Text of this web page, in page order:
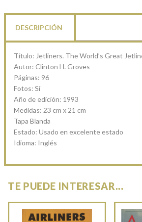
DESCRIPCIÓN
Título: Jetliners. The World’s Great
Autor: Clinton H. Groves
Páginas: 96
Fotos: Sí
Año de edición: 1993
Medidas: 23 cm x 21 cm
Tapa Blanda
Estado: Usado en excelente estado
Idioma: Inglés
TE PUEDE INTERESAR...